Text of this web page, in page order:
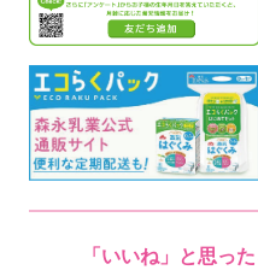
「いいね」と思っ